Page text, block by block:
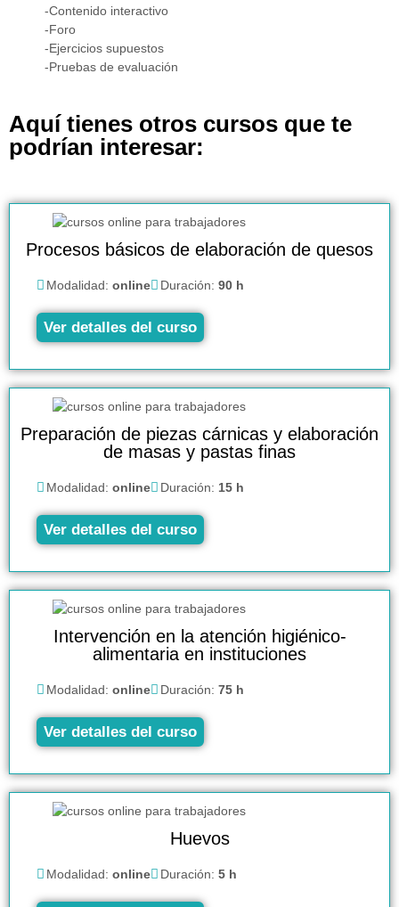
-Contenido interactivo
-Foro
-Ejercicios supuestos
-Pruebas de evaluación
Aquí tienes otros cursos que te
podrían interesar:
Procesos básicos de elaboración de quesos
Modalidad: online Duración: 90 h
Ver detalles del curso
Preparación de piezas cárnicas y elaboración
de masas y pastas finas
Modalidad: online Duración: 15 h
Ver detalles del curso
Intervención en la atención higiénico-
alimentaria en instituciones
Modalidad: online Duración: 75 h
Ver detalles del curso
Huevos
Modalidad: online Duración: 5 h